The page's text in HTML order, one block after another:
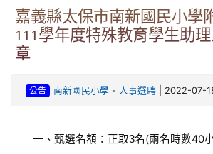
嘉義縣太保市南新國民小學
111學年度特殊教育學生助
章
公告 南新國民小學- 人事選聘| 2022-07-
一、甄選名額：正取3名(兩名時數40